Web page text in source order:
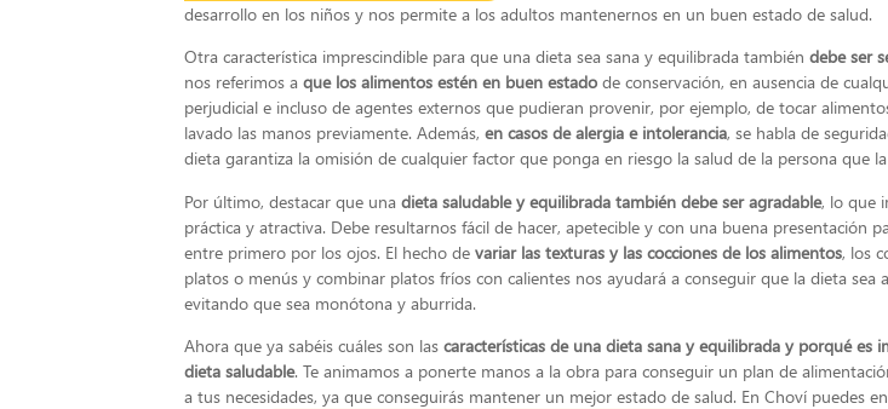
desarrollo en los niños y nos permite a los adultos mantenernos en un buen estado de salud.
Otra característica imprescindible para que una dieta sea sana y equilibrada también debe ser
nos referimos a que los alimentos estén en buen estado de conservación, en ausencia de
perjudicial e incluso de agentes externos que pudieran provenir, por ejemplo, de tocar
lavado las manos previamente. Además, en casos de alergia e intolerancia, se habla de
dieta garantiza la omisión de cualquier factor que ponga en riesgo la salud de la persona que
Por último, destacar que una dieta saludable y equilibrada también debe ser agradable, lo que
práctica y atractiva. Debe resultarnos fácil de hacer, apetecible y con una buena presentación
entre primero por los ojos. El hecho de variar las texturas y las cocciones de los alimentos, los
platos o menús y combinar platos fríos con calientes nos ayudará a conseguir que la dieta sea
evitando que sea monótona y aburrida.
Ahora que ya sabéis cuáles son las características de una dieta sana y equilibrada y porqué es
dieta saludable. Te animamos a ponerte manos a la obra para conseguir un plan de
a tus necesidades, ya que conseguirás mantener un mejor estado de salud. En Choví puedes